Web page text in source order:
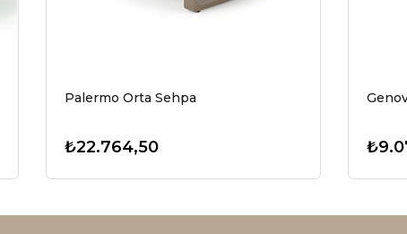
Palermo Orta Sehpa
₺22.764,50